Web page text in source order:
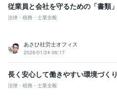
従業員と会社を守るための「書類」
法律・税務・士業全般
あさひ社労士オフィス
2026/01/24 06:17
長く安心して働きやすい環境づくり
法律・税務・士業全般